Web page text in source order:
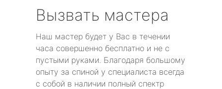
Вызвать мастера
Наш мастер будет у Вас в течении
часа совершенно бесплатно и не с
пустыми руками. Благодаря большому
опыту за спиной у специалиста всегда
с собой в наличии полный спектр